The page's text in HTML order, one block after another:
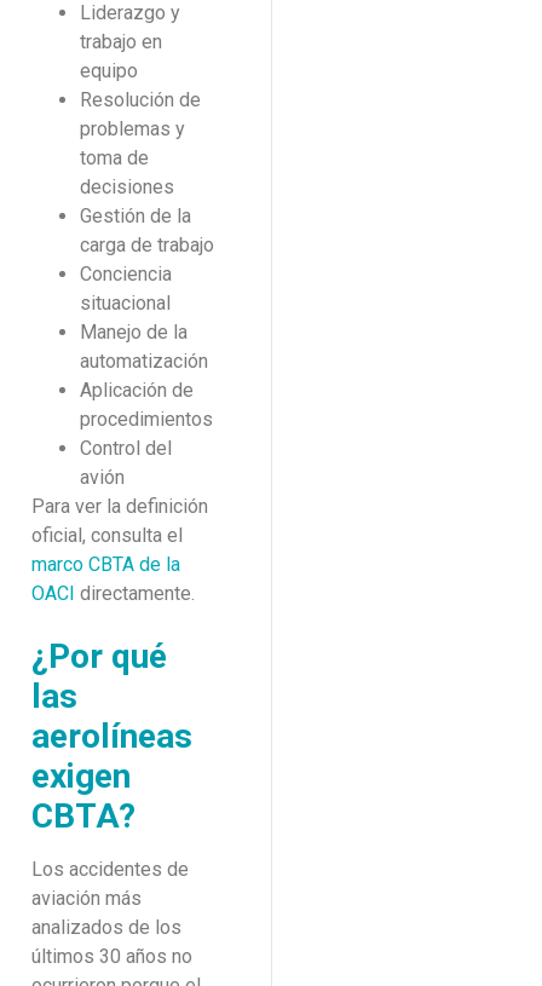
Liderazgo y
trabajo en
equipo
Resolución de
problemas y
toma de
decisiones
Gestión de la
carga de trabajo
Conciencia
situacional
Manejo de la
automatización
Aplicación de
procedimientos
Control del
avión
Para ver la definición
oficial, consulta el
marco CBTA de la
OACI directamente.
¿Por qué
las
aerolíneas
exigen
CBTA?
Los accidentes de
aviación más
analizados de los
últimos 30 años no